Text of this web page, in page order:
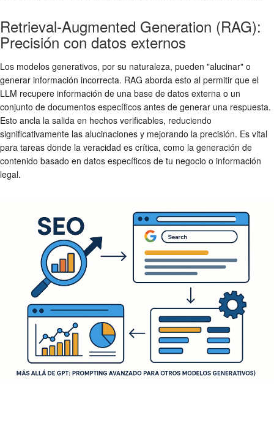
Retrieval-Augmented Generation (RAG):
Precisión con datos externos
Los modelos generativos, por su naturaleza, pueden "alucinar" o
generar información incorrecta. RAG aborda esto al permitir que el
LLM recupere información de una base de datos externa o un
conjunto de documentos específicos antes de generar una respuesta.
Esto ancla la salida en hechos verificables, reduciendo
significativamente las alucinaciones y mejorando la precisión. Es vital
para tareas donde la veracidad es crítica, como la generación de
contenido basado en datos específicos de tu negocio o información
legal.